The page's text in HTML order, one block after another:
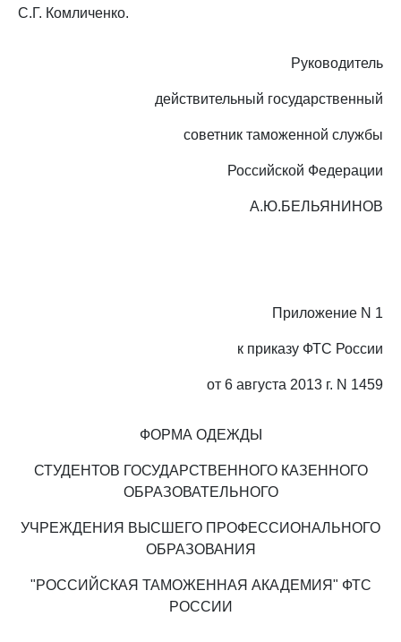
С.Г. Комличенко.
Руководитель
действительный государственный
советник таможенной службы
Российской Федерации
А.Ю.БЕЛЬЯНИНОВ
Приложение N 1
к приказу ФТС России
от 6 августа 2013 г. N 1459
ФОРМА ОДЕЖДЫ
СТУДЕНТОВ ГОСУДАРСТВЕННОГО КАЗЕННОГО
ОБРАЗОВАТЕЛЬНОГО
УЧРЕЖДЕНИЯ ВЫСШЕГО ПРОФЕССИОНАЛЬНОГО
ОБРАЗОВАНИЯ
"РОССИЙСКАЯ ТАМОЖЕННАЯ АКАДЕМИЯ" ФТС
РОССИИ